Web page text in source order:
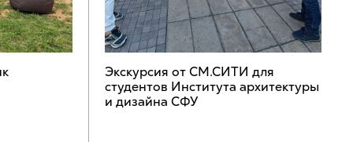
Экскурсия от СМ.СИТИ для
студентов Института архитектуры
и дизайна СФУ